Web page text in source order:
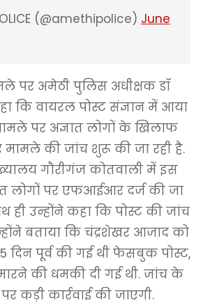
(@amethipolice) June
पर अमेठी पुलिस अधीक्षक डॉ
कि वायरल पोस्ट संज्ञान में आया
पर अज्ञात लोगों के खिलाफ
की जांच शुरू की जा रही है.
गौरीगंज कोतवाली में इस
लोगों पर एफआईआर दर्ज की जा
ही उन्होंने कहा कि पोस्ट की जांच
बताया कि चंद्रशेखर आजाद को
पूर्व की गई थी फेसबुक पोस्ट,
की धमकी दी गई थी. जांच के
कड़ी कार्रवाई की जाएगी.